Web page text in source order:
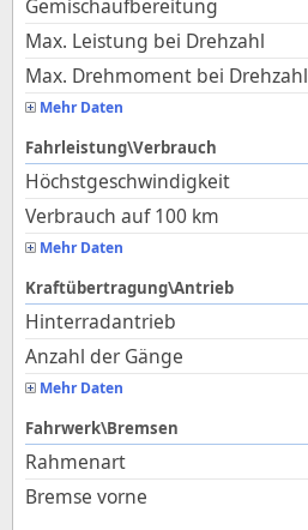
Gemischaufbereitung
Max. Leistung bei Drehzahl
Max. Drehmoment bei Drehzahl
Mehr Daten
Fahrleistung\Verbrauch
Höchstgeschwindigkeit
Verbrauch auf 100 km
Mehr Daten
Kraftübertragung\Antrieb
Hinterradantrieb
Anzahl der Gänge
Mehr Daten
Fahrwerk\Bremsen
Rahmenart
Bremse vorne